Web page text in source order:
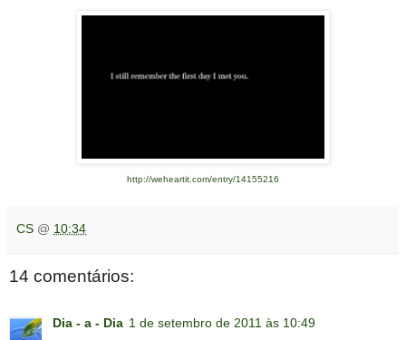
http://weheartit.com/entry/14155216
CS @ 10:34
14 comentários:
Dia - a - Dia 1 de setembro de 2011 às 10:49